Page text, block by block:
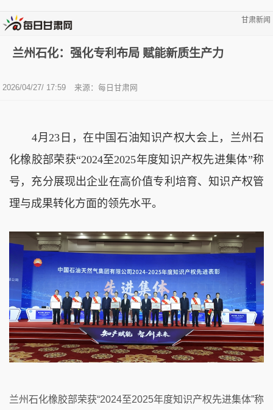
甘肃新闻
兰州石化：强化专利布局 赋能新质生产力
2026/04/27/ 17:59 来源： 每日甘肃网
4月23日，在中国石油知识产权大会上，兰州石
化橡胶部荣获“2024至2025年度知识产权先进集体”称
号，充分展现出企业在高价值专利培育、知识产权管
理与成果转化方面的领先水平。
兰州石化橡胶部荣获“2024至2025年度知识产权先进集体”称